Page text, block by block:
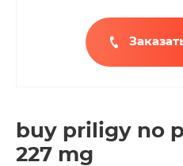
buy priligy no
227 mg